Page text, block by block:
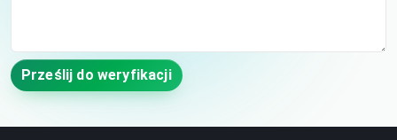
Prześlij do weryfikacji